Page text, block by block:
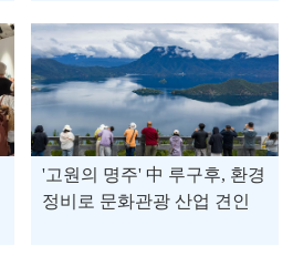
'고원의 명주' 中 루구후, 환경
정비로 문화관광 산업 견인